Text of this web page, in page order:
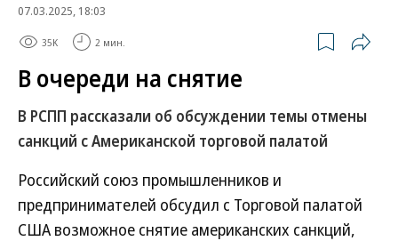
07.03.2025, 18:03
35K 2 мин.
В очереди на снятие
В РСПП рассказали об обсуждении темы отмены
санкций с Американской торговой палатой
Российский союз промышленников и
предпринимателей обсудил с Торговой палатой
США возможное снятие американских санкций,